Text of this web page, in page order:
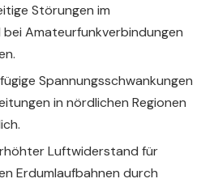
Störungen im
bei Amateurfunkverbindungen
Spannungsschwankungen
in nördlichen Regionen
Luftwiderstand für
Erdumlaufbahnen durch